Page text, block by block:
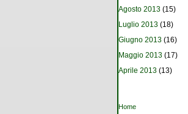
Agosto 2013 (15)
Luglio 2013 (18)
Giugno 2013 (16)
Maggio 2013 (17)
Aprile 2013 (13)
Tu sei qui
Home